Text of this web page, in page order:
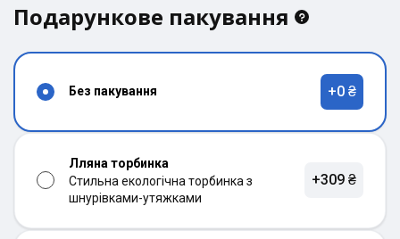
Подарункове пакування
Без пакування +0 ₴
Лляна торбинка
Стильна екологічна торбинка з
шнурівками-утяжками
+309 ₴